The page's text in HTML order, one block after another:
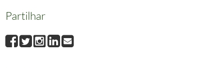
Partilhar